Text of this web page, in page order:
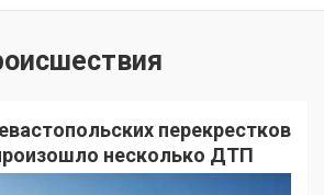
перекрестков
несколько ДТП